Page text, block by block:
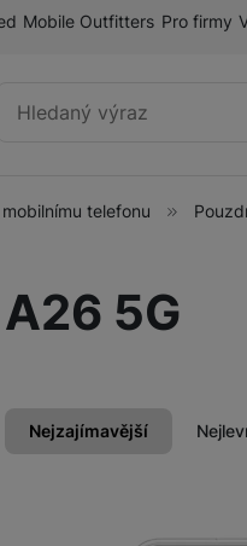
Mobile Outfitters Pro firmy
Vyhledávání
Fólie a
telefonu
A26 5G
Nejzajímavější